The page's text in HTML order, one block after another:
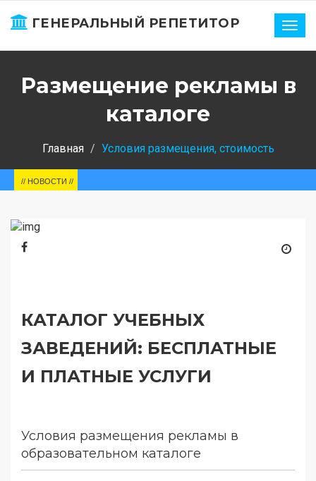
ГЕНЕРАЛЬНЫЙ РЕПЕТИТОР
Размещение рекламы в
каталоге
Главная Условия размещения, стоимость
// НОВОСТИ //
КАТАЛОГ УЧЕБНЫХ
ЗАВЕДЕНИЙ: БЕСПЛАТНЫЕ
И ПЛАТНЫЕ УСЛУГИ
Условия размещения рекламы в
образовательном каталоге